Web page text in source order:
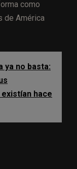
como
de América
ya no basta:
hace